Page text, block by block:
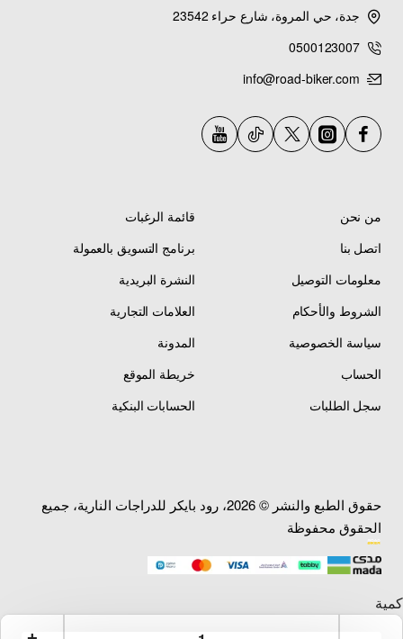
جدة، حي المروة، شارع حراء 23542
0500123007
info@road-biker.com
من نحن
اتصل بنا
معلومات التوصيل
الشروط والأحكام
سياسة الخصوصية
الحساب
سجل الطلبات
قائمة الرغبات
برنامج التسويق بالعمولة
النشرة البريدية
العلامات التجارية
المدونة
خريطة الموقع
الحسابات البنكية
حقوق الطبع والنشر © 2026، رود بايكر للدراجات النارية، جميع
الحقوق محفوظة